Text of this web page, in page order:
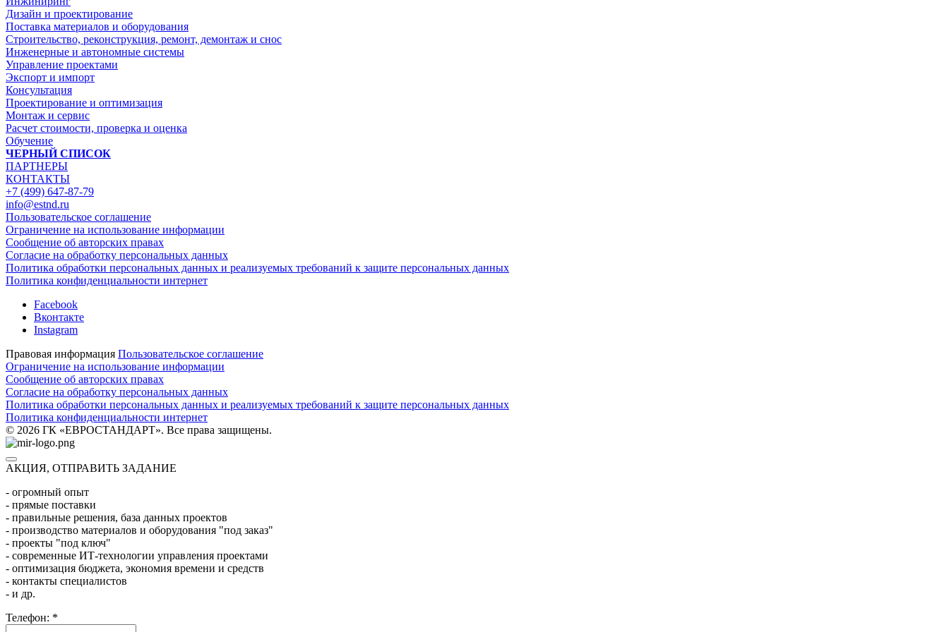
Дизайн и проектирование
Поставка материалов и оборудования
Строительство, реконструкция, ремонт, демонтаж и снос
Инженерные и автономные системы
Управление проектами
Экспорт и импорт
Консультация
Проектирование и оптимизация
Монтаж и сервис
Расчет стоимости, проверка и оценка
Обучение
ЧЕРНЫЙ СПИСОК
ПАРТНЕРЫ
КОНТАКТЫ
+7 (499) 647-87-79
info@estnd.ru
Пользовательское соглашение
Ограничение на использование информации
Сообщение об авторских правах
Согласие на обработку персональных данных
Политика обработки персональных данных и реализуемых требований к защите персональных данных
Политика конфиденциальности интернет
Facebook
Вконтакте
Instagram
Правовая информация Пользовательское соглашение
Ограничение на использование информации
Сообщение об авторских правах
Согласие на обработку персональных данных
Политика обработки персональных данных и реализуемых требований к защите персональных данных
Политика конфиденциальности интернет
© 2026 ГК «ЕВРОСТАНДАРТ». Все права защищены.
АКЦИЯ, ОТПРАВИТЬ ЗАДАНИЕ
- огромный опыт
- прямые поставки
- правильные решения, база данных проектов
- производство материалов и оборудования "под заказ"
- проекты "под ключ"
- современные ИТ-технологии управления проектами
- оптимизация бюджета, экономия времени и средств
- контакты специалистов
- и др.
Телефон: *